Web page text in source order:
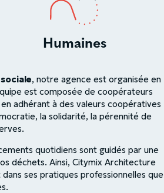
Humaines
, notre agence est organisée en
est composée de coopérateurs
adhérant à des valeurs coopératives
la solidarité, la pérennité de
quotidiens sont guidés par une
déchets. Ainsi, Citymix Architecture
ses pratiques professionnelles que